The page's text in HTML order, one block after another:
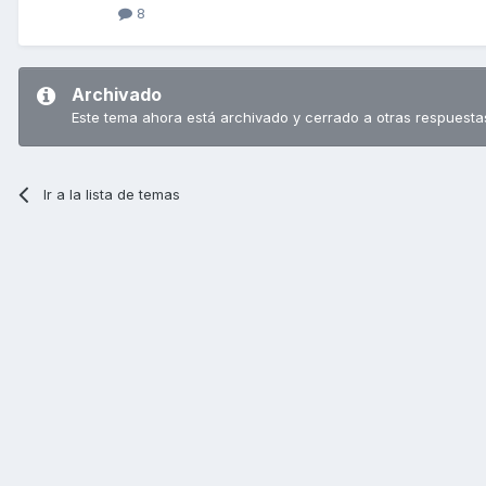
8
Archivado
Este tema ahora está archivado y cerrado a otras
Ir a la lista de temas